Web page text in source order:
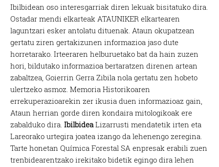
Ibilbidean oso interesgarriak diren lekuak bisitatuko dira.
Ostadar mendi elkarteak ATAUNIKER elkartearen
laguntzari esker antolatu dituenak. Ataun okupatzean
gertatu ziren gertakizunen informazioa jaso dute
horretarako. Irteeraren helburuetako bat da hain zuzen
hori, bildutako informazioa bertaratzen direnen artean
zabaltzea, Goierrin Gerra Zibila nola gertatu zen hobeto
ulertzeko asmoz. Memoria Historikoaren
errekuperazioarekin zer ikusia duen informazioaz gain,
Ataun herrian gorde diren kondaira mitologikoak ere
zabalduko dira.IbilbideaLizarrusti mendatetik irten eta
Lareorako urtegira joatea izango da lehenengo zeregina.
Tarte honetan Química Forestal SA enpresak erabili zuen
trenbidearentzako irekitako bidetik egingo dira lehen